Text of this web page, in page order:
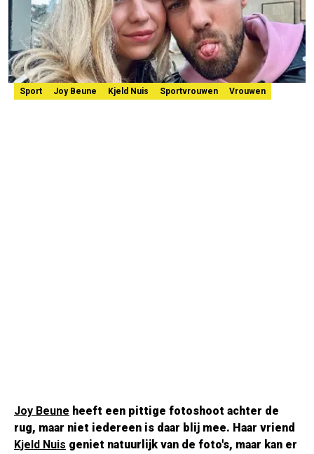
Sport Joy Beune Kjeld Nuis Sportvrouwen Vrouwen
Joy Beune heeft een pittige fotoshoot achter de
rug, maar niet iedereen is daar blij mee. Haar vriend
Kjeld Nuis geniet natuurlijk van de foto's, maar kan er